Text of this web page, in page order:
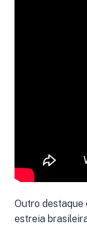
Outro destaque
estreia